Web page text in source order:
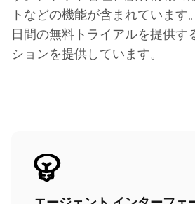
トなどの機能が含まれています。
日間の無料トライアルを提供す
ションを提供しています。